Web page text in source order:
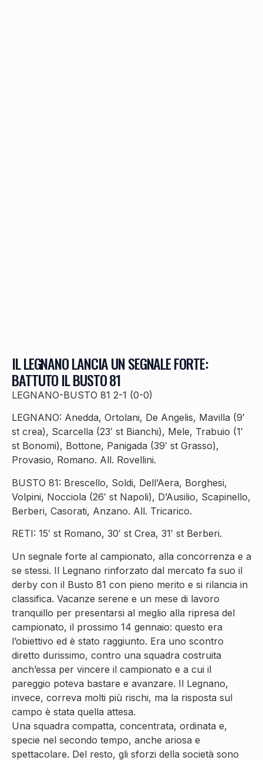
IL LEGNANO LANCIA UN SEGNALE FORTE:
BATTUTO IL BUSTO 81
LEGNANO-BUSTO 81 2-1 (0-0)
LEGNANO: Anedda, Ortolani, De Angelis, Mavilla (9′
st crea), Scarcella (23′ st Bianchi), Mele, Trabuio (1′
st Bonomi), Bottone, Panigada (39′ st Grasso),
Provasio, Romano. All. Rovellini.
BUSTO 81: Brescello, Soldi, Dell’Aera, Borghesi,
Volpini, Nocciola (26′ st Napoli), D’Ausilio, Scapinello,
Berberi, Casorati, Anzano. All. Tricarico.
RETI: 15′ st Romano, 30′ st Crea, 31′ st Berberi.
Un segnale forte al campionato, alla concorrenza e a
se stessi. Il Legnano rinforzato dal mercato fa suo il
derby con il Busto 81 con pieno merito e si rilancia in
classifica. Vacanze serene e un mese di lavoro
tranquillo per presentarsi al meglio alla ripresa del
campionato, il prossimo 14 gennaio: questo era
l’obiettivo ed è stato raggiunto. Era uno scontro
diretto durissimo, contro una squadra costruita
anch’essa per vincere il campionato e a cui il
pareggio poteva bastare e avanzare. Il Legnano,
invece, correva molti più rischi, ma la risposta sul
campo è stata quella attesa.
Una squadra compatta, concentrata, ordinata e,
specie nel secondo tempo, anche ariosa e
spettacolare. Del resto, gli sforzi della società sono